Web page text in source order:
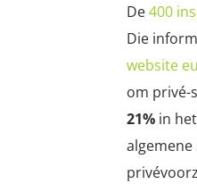
De400
Die
website
om privé-
21% in